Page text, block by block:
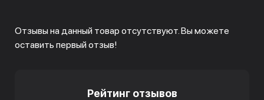
Отзывы на данный товар отсутствуют. Вы можете
оставить первый отзыв!
Рейтинг отзывов